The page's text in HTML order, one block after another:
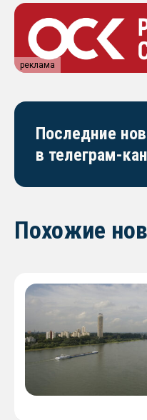
реклама
Последние
в телеграм-
Похожие